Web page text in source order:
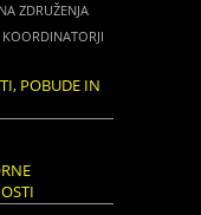
ZDRUŽENJA
KOORDINATORJI
POBUDE IN